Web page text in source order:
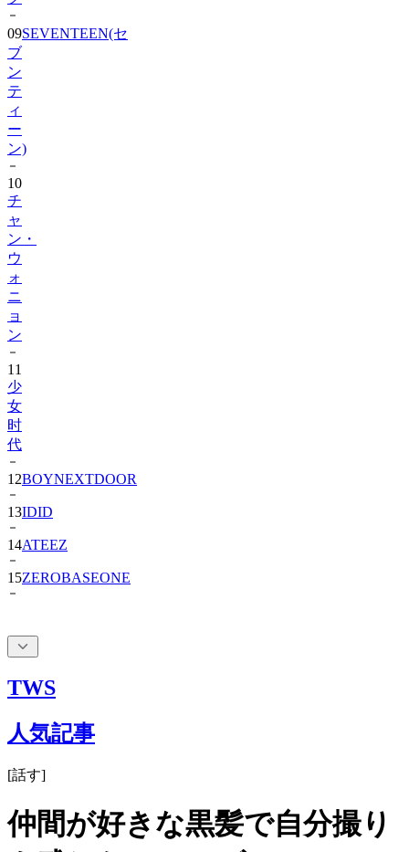
09SEVENTEEN(セ
ブ
ン
テ
ィ
ー
ン)
10
チ
ャ
ン・
ウ
ォ
ニ
ョ
ン
11
少
女
时
代
12BOYNEXTDOOR
13IDID
14ATEEZ
15ZEROBASEONE
TWS
人気記事
[話す]
仲間が好きな黒髪で自分撮り